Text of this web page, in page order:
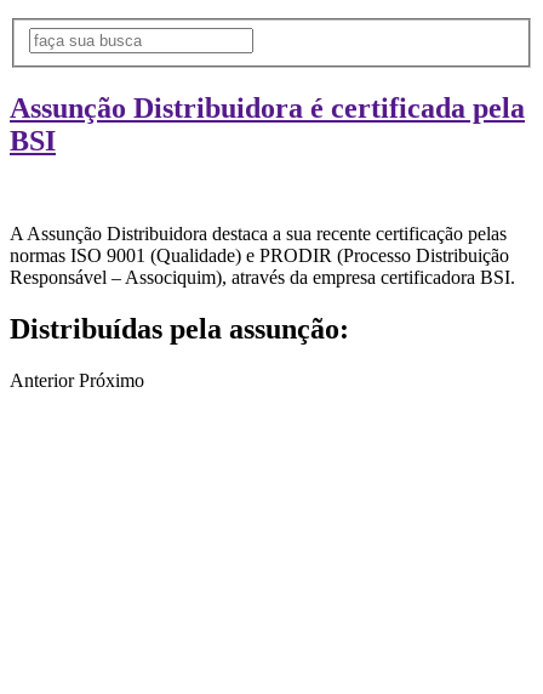
Assunção Distribuidora é certificada pela
BSI
A Assunção Distribuidora destaca a sua recente certificação pelas
normas ISO 9001 (Qualidade) e PRODIR (Processo Distribuição
Responsável – Associquim), através da empresa certificadora BSI.
Distribuídas pela assunção:
Anterior Próximo